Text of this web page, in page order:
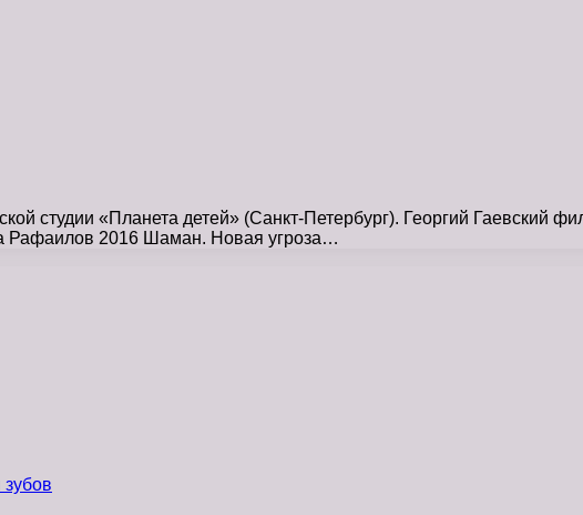
студии «Планета детей» (Санкт-Петербург). Георгий Гаевский
Рафаилов 2016 Шаман. Новая угроза…